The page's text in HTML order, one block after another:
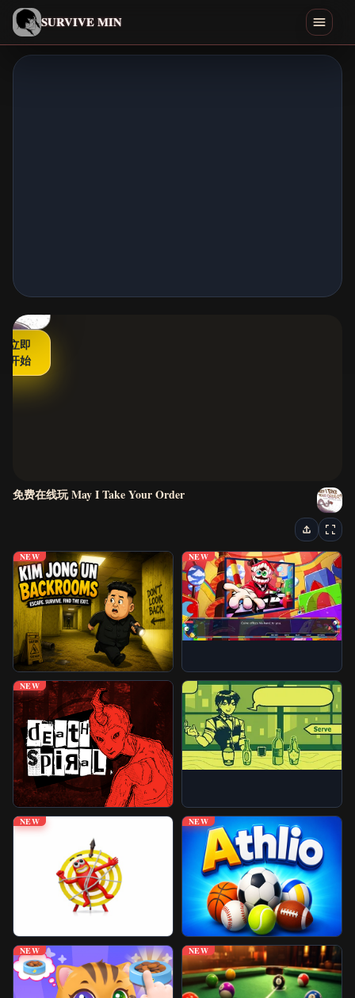
SURVIVE MIN
逃脱游戏
益智游戏
动作与赛车游戏
经典游戏
IO 游戏
免封游戏
更多游戏
简体中文
立即
开始
免费在线玩 May I Take Your Order
NEW NEW
NEW
NEW NEW
NEW NEW